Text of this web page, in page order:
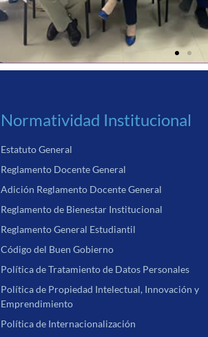
Normatividad Institucional
Estatuto General
Reglamento Docente General
Adición Reglamento Docente General
Reglamento de Bienestar Institucional
Reglamento General Estudiantil
Código del Buen Gobierno
Política de Tratamiento de Datos Personales
Política de Propiedad Intelectual, Innovación y
Emprendimiento
Política de Internacionalización